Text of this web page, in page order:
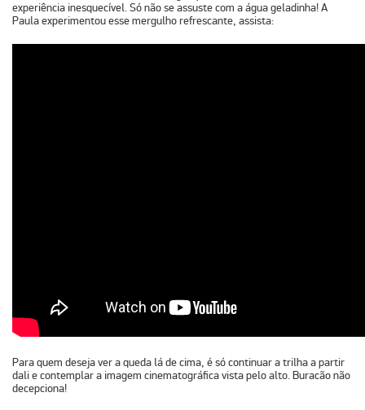
experiência inesquecível. Só não se assuste com a água geladinha! A
Paula experimentou esse mergulho refrescante, assista:
Para quem deseja ver a queda lá de cima, é só continuar a trilha a partir
dali e contemplar a imagem cinematográfica vista pelo alto. Buracão não
decepciona!